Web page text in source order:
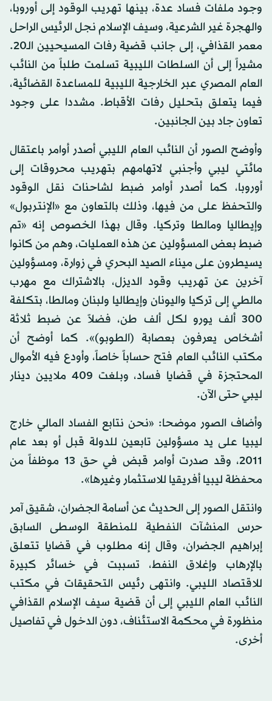
وجود ملفات فساد عدة، بينها تهريب الوقود إلى أوروبا،
والهجرة غير الشرعية، وسيف الإسلام نجل الرئيس الراحل
معمر القذافي، إلى جانب قضية رفات المسيحيين الـ20.
مشيراً إلى أن السلطات الليبية تسلمت طلباً من النائب
العام المصري عبر الخارجية الليبية للمساعدة القضائية،
فيما يتعلق بتحليل رفات الأقباط. مشددا على وجود
تعاون جاد بين الجانبين.
وأوضح الصور أن النائب العام الليبي أصدر أوامر باعتقال
مائتي ليبي وأجنبي لاتهامهم بتهريب محروقات إلى
أوروبا، كما أصدر أوامر ضبط لشاحنات نقل الوقود
والتحفظ على من فيها، وذلك بالتعاون مع «الإنتربول»
وإيطاليا ومالطا وتركيا. وقال بهذا الخصوص إنه «تم
ضبط بعض المسؤولين عن هذه العمليات، وهم من كانوا
يسيطرون على ميناء الصيد البحري في زوارة، ومسؤولين
آخرين عن تهريب وقود الديزل، بالاشتراك مع مهرب
مالطي إلى تركيا واليونان وإيطاليا ولبنان ومالطا، بتكلفة
300 ألف يورو لكل ألف طن، فضلاً عن ضبط ثلاثة
أشخاص يعرفون بعصابة (الطوبو)». كما أوضح أن
مكتب النائب العام فتح حساباً خاصاً، وأودع فيه الأموال
المحتجزة في قضايا فساد، وبلغت 409 ملايين دينار
ليبي حتى الآن.
وأضاف الصور موضحا: «نحن نتابع الفساد المالي خارج
ليبيا على يد مسؤولين تابعين للدولة قبل أو بعد عام
2011، وقد صدرت أوامر قبض في حق 13 موظفاً من
محفظة ليبيا أفريقيا للاستثمار وغيرها».
وانتقل الصور إلى الحديث عن أسامة الجضران، شقيق آمر
حرس المنشآت النفطية للمنطقة الوسطى السابق
إبراهيم الجضران، وقال إنه مطلوب في قضايا تتعلق
بالإرهاب وإغلاق النفط، تسببت في خسائر كبيرة
للاقتصاد الليبي. وانتهى رئيس التحقيقات في مكتب
النائب العام الليبي إلى أن قضية سيف الإسلام القذافي
منظورة في محكمة الاستئناف، دون الدخول في تفاصيل
أخرى.